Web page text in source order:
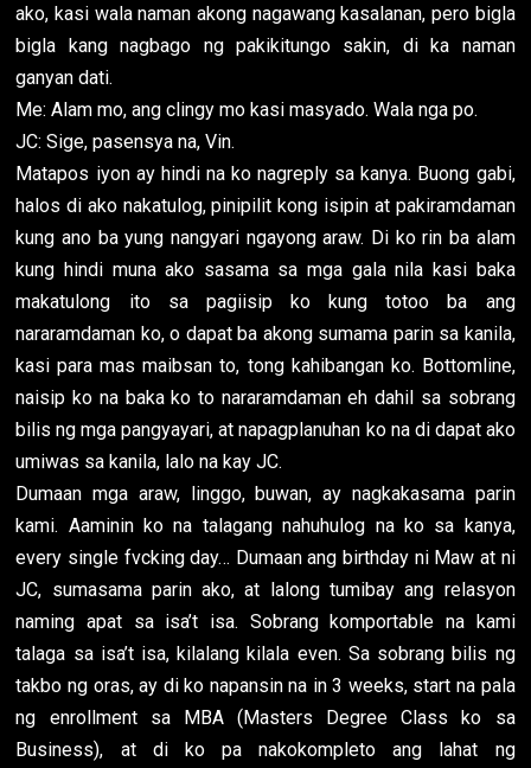
ako, kasi wala naman akong nagawang kasalanan, pero bigla
bigla kang nagbago ng pakikitungo sakin, di ka naman
ganyan dati.
Me: Alam mo, ang clingy mo kasi masyado. Wala nga po.
JC: Sige, pasensya na, Vin.
Matapos iyon ay hindi na ko nagreply sa kanya. Buong gabi,
halos di ako nakatulog, pinipilit kong isipin at pakiramdaman
kung ano ba yung nangyari ngayong araw. Di ko rin ba alam
kung hindi muna ako sasama sa mga gala nila kasi baka
makatulong ito sa pagiisip ko kung totoo ba ang
nararamdaman ko, o dapat ba akong sumama parin sa kanila,
kasi para mas maibsan to, tong kahibangan ko. Bottomline,
naisip ko na baka ko to nararamdaman eh dahil sa sobrang
bilis ng mga pangyayari, at napagplanuhan ko na di dapat ako
umiwas sa kanila, lalo na kay JC.
Dumaan mga araw, linggo, buwan, ay nagkakasama parin
kami. Aaminin ko na talagang nahuhulog na ko sa kanya,
every single fvcking day… Dumaan ang birthday ni Maw at ni
JC, sumasama parin ako, at lalong tumibay ang relasyon
naming apat sa isa’t isa. Sobrang komportable na kami
talaga sa isa’t isa, kilalang kilala even. Sa sobrang bilis ng
takbo ng oras, ay di ko napansin na in 3 weeks, start na pala
ng enrollment sa MBA (Masters Degree Class ko sa
Business), at di ko pa nakokompleto ang lahat ng